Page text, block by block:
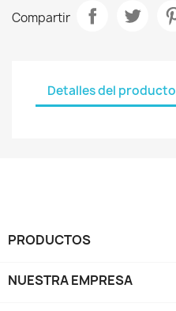
Compartir
Detalles del producto
PRODUCTOS
NUESTRA EMPRESA